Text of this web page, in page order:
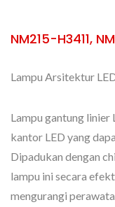
NM215-H3411,
Lampu Arsitektur
Lampu gantung linier
kantor LED yang
Dipadukan dengan
lampu ini secara
mengurangi